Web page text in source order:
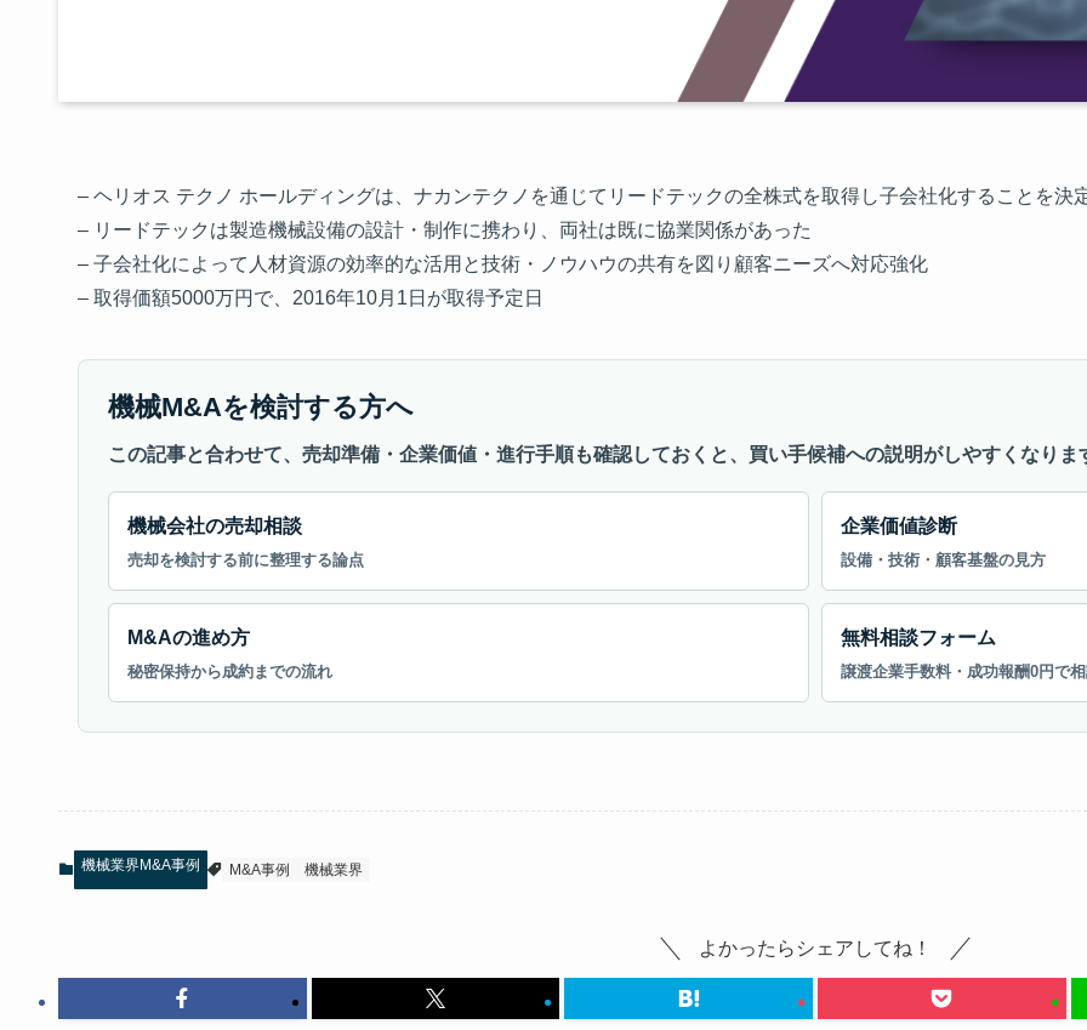
– ヘリオス テクノ ホールディングは、ナカンテクノを通じてリードテックの全株式を取得し子会社化することを決
– リードテックは製造機械設備の設計・制作に携わり、両社は既に協業関係があった
– 子会社化によって人材資源の効率的な活用と技術・ノウハウの共有を図り顧客ニーズへ対応強化
– 取得価額5000万円で、2016年10月1日が取得予定日
機械M&Aを検討する方へ
この記事と合わせて、売却準備・企業価値・進行手順も確認しておくと、買い手候補への説明がしやすくなりま
機械会社の売却相談
売却を検討する前に整理する論点
企業価値診断
設備・技術・顧客基盤の見方
M&Aの進め方
秘密保持から成約までの流れ
無料相談フォーム
譲渡企業手数料・成功報酬0円で
機械業界M&A事例 M&A事例 機械業界
よかったらシェアしてね！